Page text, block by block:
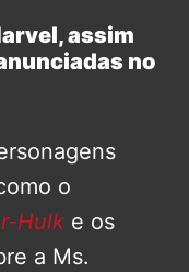
assim
no
o
Hulk e os
a Ms.